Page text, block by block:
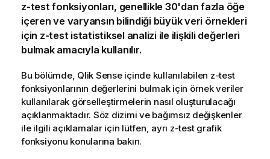
z-testfonksiyonları, genellikle 30'dan fazla öğe
içeren ve varyansın bilindiği büyük veri örnekleri
için z-testistatistiksel analizi ile ilişkili değerleri
bulmak amacıyla kullanılır.
Bu bölümde, Qlik Senseiçinde kullanılabilen z-test
fonksiyonlarının değerlerini bulmak için örnek veriler
kullanılarak görselleştirmelerin nasıl oluşturulacağı
açıklanmaktadır. Söz dizimi ve bağımsız değişkenler
ile ilgili açıklamalar için lütfen, ayrı z-testgrafik
fonksiyonu konularına bakın.